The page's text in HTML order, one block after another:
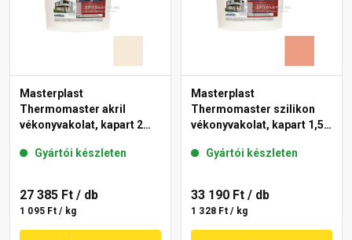
Masterplast
Thermomaster akril
vékonyvakolat, kapart 2
Gyártói készleten
27 385 Ft / db
1 095 Ft / kg
Masterplast
Thermomaster szilikon
vékonyvakolat, kapart 1,5
Gyártói készleten
33 190 Ft / db
1 328 Ft / kg